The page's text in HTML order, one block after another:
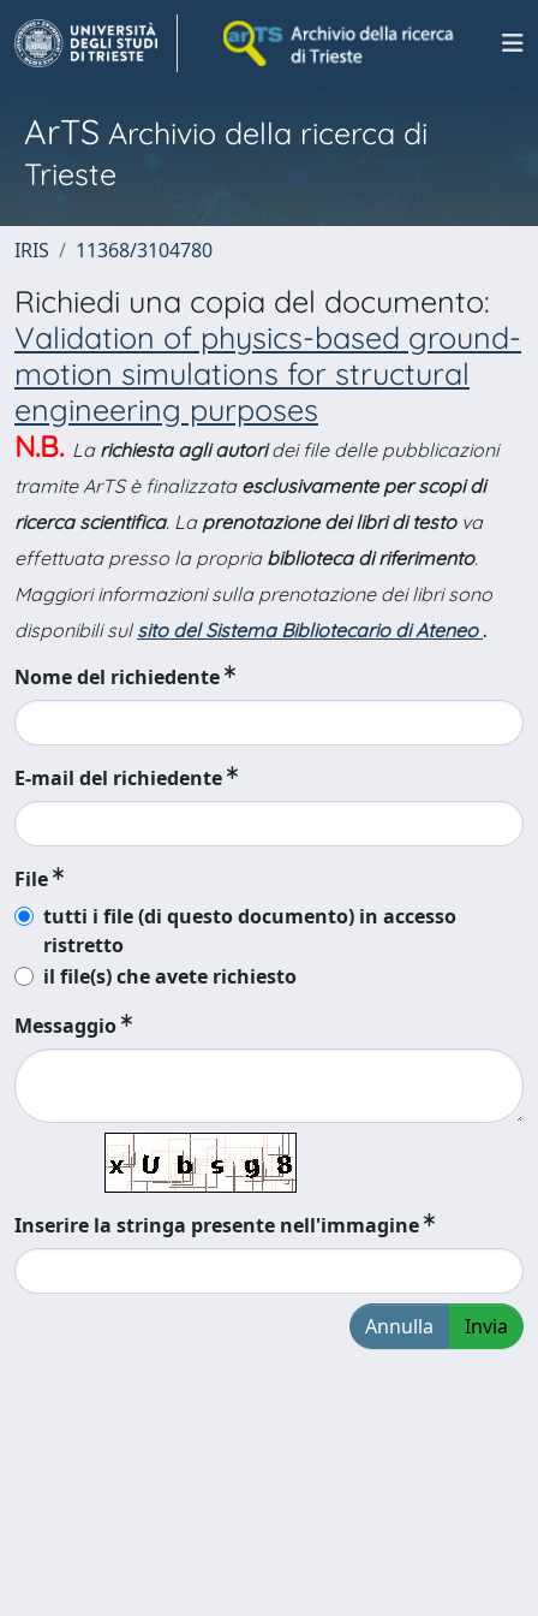
ArTS Archivio della ricerca di
Trieste
IRIS 11368/3104780
Richiedi una copia del documento:
Validation of physics-based ground-
motion simulations for structural
engineering purposes
N.B. La richiesta agli autoridei file delle pubblicazioni
tramite ArTS è finalizzata esclusivamente per scopi di
ricerca scientifica. La prenotazione dei libri di testova
effettuata presso la propria biblioteca di riferimento.
Maggiori informazioni sulla prenotazione dei libri sono
disponibili sul sito del Sistema Bibliotecario di Ateneo .
Nome del richiedente
E-mail del richiedente
File
tutti i file (di questo documento) in accesso
ristretto
il file(s) che avete richiesto
Messaggio
Inserire la stringa presente nell'immagine
Annulla Invia